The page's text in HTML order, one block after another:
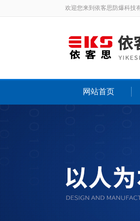
欢迎您来到依客思防爆科技
网站首页